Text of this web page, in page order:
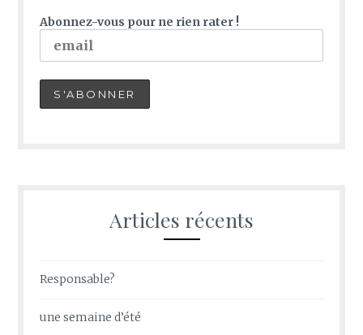
Abonnez-vous pour ne rien rater !
Articles récents
Responsable?
une semaine d’été